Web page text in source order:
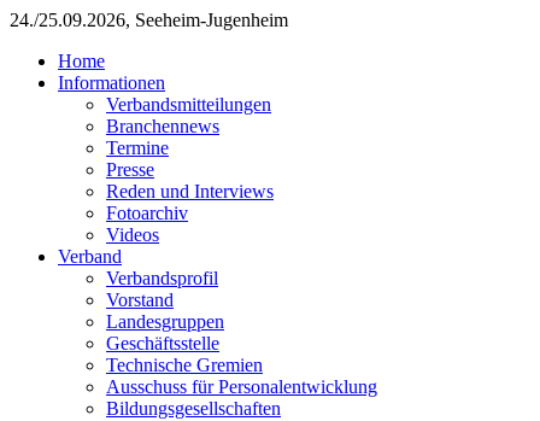
24./25.09.2026, Seeheim-Jugenheim
Home
Informationen
Verbandsmitteilungen
Branchennews
Termine
Presse
Reden und Interviews
Fotoarchiv
Videos
Verband
Verbandsprofil
Vorstand
Landesgruppen
Geschäftsstelle
Technische Gremien
Ausschuss für Personalentwicklung
Bildungsgesellschaften